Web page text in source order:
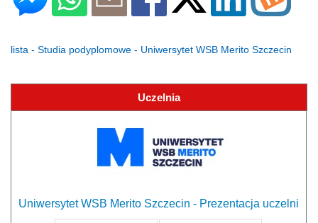
lista - Studia podyplomowe - Uniwersytet WSB Merito Szczecin
Uczelnia
Uniwersytet WSB Merito Szczecin - Prezentacja uczelni